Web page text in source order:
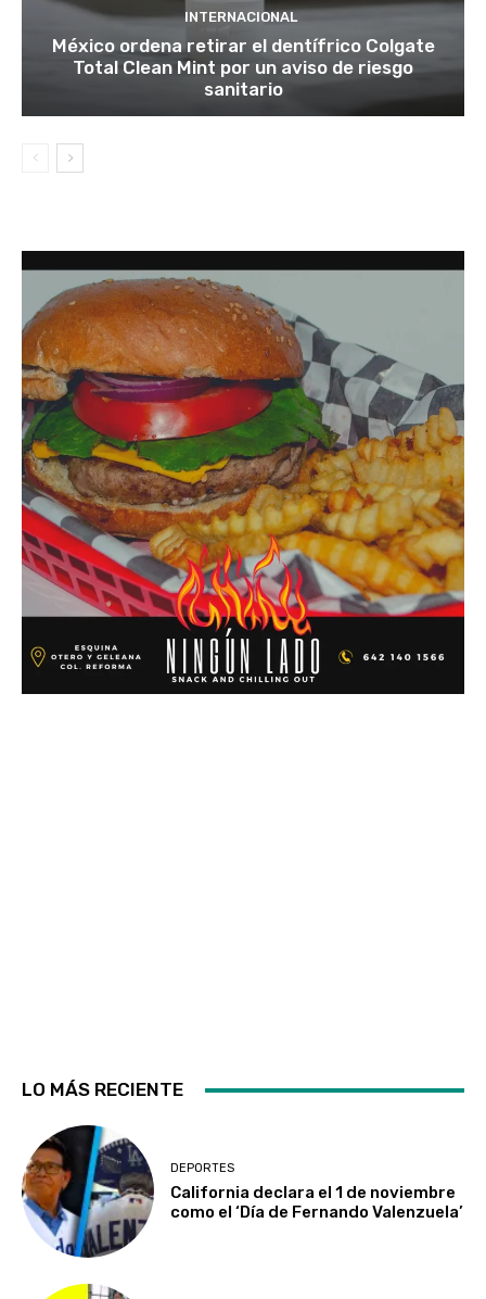
INTERNACIONAL
México ordena retirar el dentífrico Colgate
Total Clean Mint por un aviso de riesgo
sanitario
LO MÁS RECIENTE
DEPORTES
California declara el 1 de noviembre
como el ‘Día de Fernando Valenzuela’